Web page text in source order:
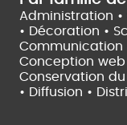
Administration •
• Décoration •
Communication
Conception web
Conservation
• Diffusion •